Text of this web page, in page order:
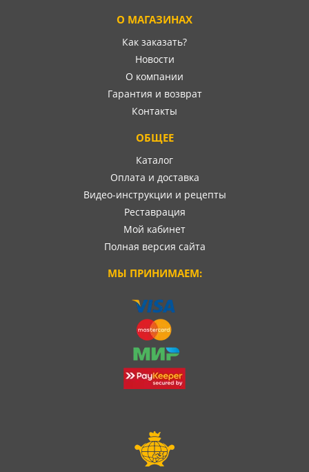
О МАГАЗИНАХ
Как заказать?
Новости
О компании
Гарантия и возврат
Контакты
ОБЩЕЕ
Каталог
Оплата и доставка
Видео-инструкции и рецепты
Реставрация
Мой кабинет
Полная версия сайта
МЫ ПРИНИМАЕМ: